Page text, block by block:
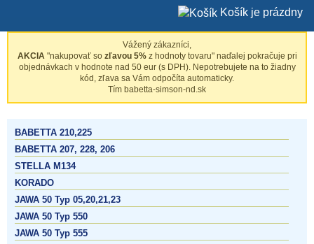
Košík je prázdny
Vážený zákazníci,
AKCIA"nakupovať so zľavou 5%z hodnoty tovaru" naďalej pokračuje pri
objednávkach v hodnote nad 50 eur (s DPH). Nepotrebujete na to žiadny
kód, zľava sa Vám odpočíta automaticky.
Tím babetta-simson-nd.sk
BABETTA 210,225
BABETTA 207, 228, 206
STELLA M134
KORADO
JAWA 50 Typ 05,20,21,23
JAWA 50 Typ 550
JAWA 50 Typ 555